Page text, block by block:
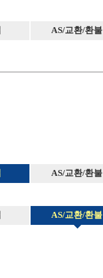
AS/교환/환불
AS/교환/환불
AS/교환/환불